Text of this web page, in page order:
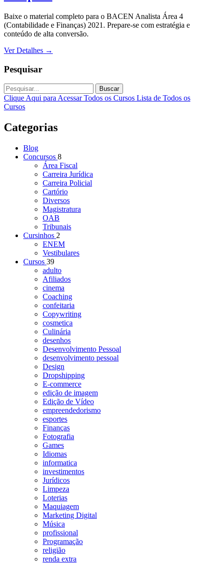
Baixe o material completo para o BACEN Analista Área 4
(Contabilidade e Finanças) 2021. Prepare-se com estratégia e
conteúdo de alta conversão.
Ver Detalhes →
Pesquisar
Buscar
Clique Aqui para Acessar Todos os Cursos Lista de Todos os
Cursos
Categorias
Blog
Concursos 8
Área Fiscal
Carreira Jurídica
Carreira Policial
Cartório
Diversos
Magistratura
OAB
Tribunais
Cursinhos 2
ENEM
Vestibulares
Cursos 39
adulto
Afiliados
cinema
Coaching
confeitaria
Copywriting
cosmetica
Culinária
desenhos
Desenvolvimento Pessoal
desenvolvimento pessoal
Design
Dropshipping
E-commerce
edição de imagem
Edição de Vídeo
empreendedorismo
esportes
Finanças
Fotografia
Games
Idiomas
informatica
investimentos
Jurídicos
Limpeza
Loterias
Maquiagem
Marketing Digital
Música
profissional
Programação
religião
renda extra